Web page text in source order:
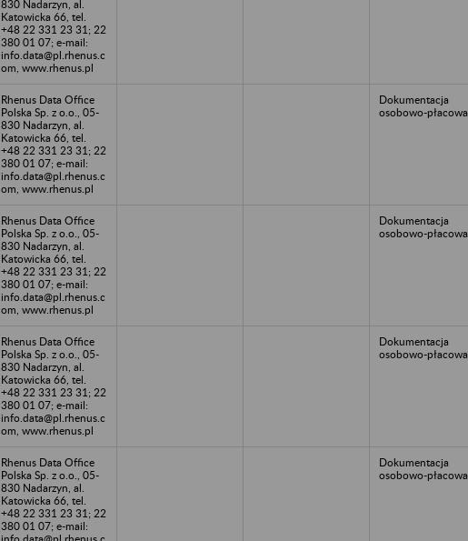
830 Nadarzyn, al.
Katowicka 66, tel.
+48 22 331 23 31; 22
380 01 07; e-mail:
info.data@pl.rhenus.c
om, www.rhenus.pl
Rhenus Data Office
Polska Sp. z o.o., 05-
830 Nadarzyn, al.
Katowicka 66, tel.
+48 22 331 23 31; 22
380 01 07; e-mail:
info.data@pl.rhenus.c
om, www.rhenus.pl
Dokumentacja
osobowo-płacowa
Rhenus Data Office
Polska Sp. z o.o., 05-
830 Nadarzyn, al.
Katowicka 66, tel.
+48 22 331 23 31; 22
380 01 07; e-mail:
info.data@pl.rhenus.c
om, www.rhenus.pl
Dokumentacja
osobowo-płacowa
Rhenus Data Office
Polska Sp. z o.o., 05-
830 Nadarzyn, al.
Katowicka 66, tel.
+48 22 331 23 31; 22
380 01 07; e-mail:
info.data@pl.rhenus.c
om, www.rhenus.pl
Dokumentacja
osobowo-płacowa
Rhenus Data Office
Polska Sp. z o.o., 05-
830 Nadarzyn, al.
Katowicka 66, tel.
+48 22 331 23 31; 22
380 01 07; e-mail:
Dokumentacja
osobowo-płacowa